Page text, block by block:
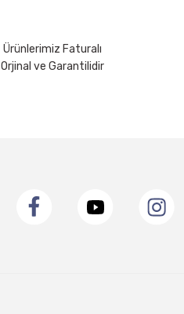
Ürünlerimiz Faturalı
Orjinal ve Garantilidir